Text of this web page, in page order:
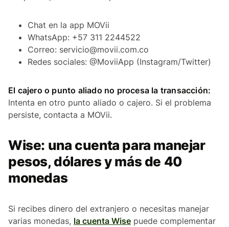
Chat en la app MOVii
WhatsApp: +57 311 2244522
Correo: servicio@movii.com.co
Redes sociales: @MoviiApp (Instagram/Twitter)
El cajero o punto aliado no procesa la transacción:
Intenta en otro punto aliado o cajero. Si el problema
persiste, contacta a MOVii.
Wise: una cuenta para manejar
pesos, dólares y más de 40
monedas
Si recibes dinero del extranjero o necesitas manejar
varias monedas, la cuenta Wise puede complementar